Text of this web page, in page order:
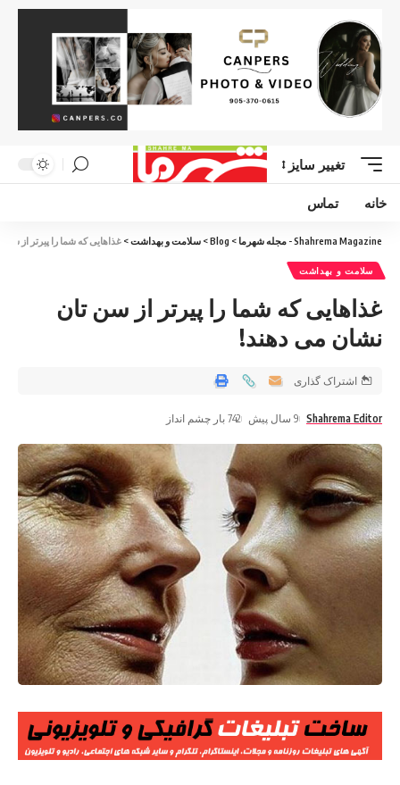
تغییر سایز
خانه تماس
Shahrema Magazine - مجله شهرما >
Blog
> سلامت و بهداشت> غذاهایی که شما را پیرتر از
سلامت و بهداشت
غذاهایی که شما را پیرتر از سن تان
نشان می دهند!
Shahrema Editor 9 سال پیش 742 بار چشم انداز
اشتراک گذاری